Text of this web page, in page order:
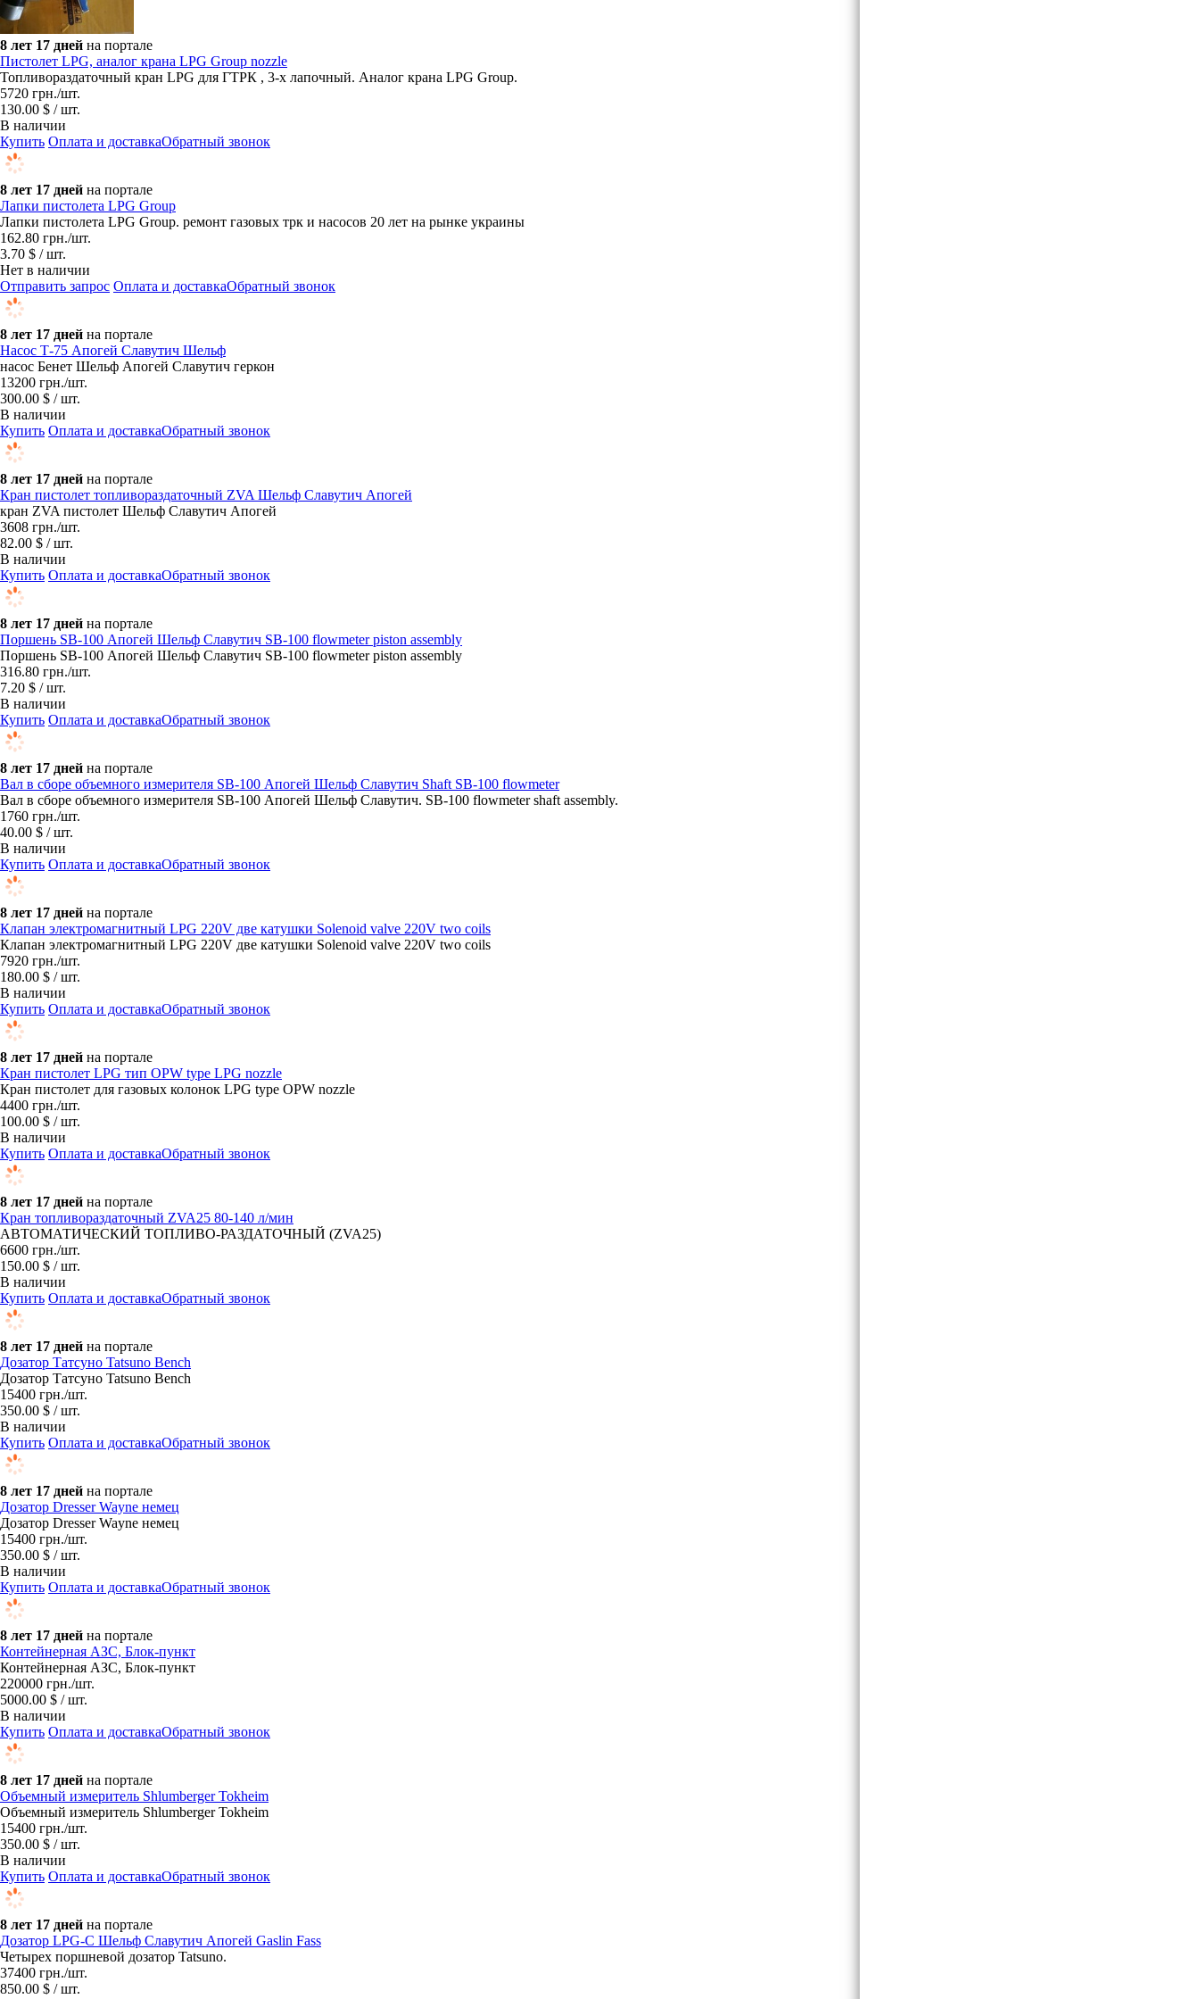
8 лет 17 дней на портале
Пистолет LPG, аналог крана LPG Group nozzle
Топливораздаточный кран LPG для ГТРК , 3-х лапочный. Аналог крана LPG Group.
5720 грн./шт.
130.00 $ / шт.
В наличии
Купить Оплата и доставкаОбратный звонок
8 лет 17 дней на портале
Лапки пистолета LPG Group
Лапки пистолета LPG Group. ремонт газовых трк и насосов 20 лет на рынке украины
162.80 грн./шт.
3.70 $ / шт.
Нет в наличии
Отправить запрос Оплата и доставкаОбратный звонок
8 лет 17 дней на портале
Насос Т-75 Апогей Славутич Шельф
насос Бенет Шельф Апогей Славутич геркон
13200 грн./шт.
300.00 $ / шт.
В наличии
Купить Оплата и доставкаОбратный звонок
8 лет 17 дней на портале
Кран пистолет топливораздаточный ZVA Шельф Славутич Апогей
кран ZVA пистолет Шельф Славутич Апогей
3608 грн./шт.
82.00 $ / шт.
В наличии
Купить Оплата и доставкаОбратный звонок
8 лет 17 дней на портале
Поршень SB-100 Апогей Шельф Славутич SB-100 flowmeter piston assembly
Поршень SB-100 Апогей Шельф Славутич SB-100 flowmeter piston assembly
316.80 грн./шт.
7.20 $ / шт.
В наличии
Купить Оплата и доставкаОбратный звонок
8 лет 17 дней на портале
Вал в сборе объемного измерителя SB-100 Апогей Шельф Славутич Shaft SB-100 flowmeter
Вал в сборе объемного измерителя SB-100 Апогей Шельф Славутич. SB-100 flowmeter shaft assembly.
1760 грн./шт.
40.00 $ / шт.
В наличии
Купить Оплата и доставкаОбратный звонок
8 лет 17 дней на портале
Клапан электромагнитный LPG 220V две катушки Solenoid valve 220V two coils
Клапан электромагнитный LPG 220V две катушки Solenoid valve 220V two coils
7920 грн./шт.
180.00 $ / шт.
В наличии
Купить Оплата и доставкаОбратный звонок
8 лет 17 дней на портале
Кран пистолет LPG тип OPW type LPG nozzle
Кран пистолет для газовых колонок LPG type OPW nozzle
4400 грн./шт.
100.00 $ / шт.
В наличии
Купить Оплата и доставкаОбратный звонок
8 лет 17 дней на портале
Кран топливораздаточный ZVA25 80-140 л/мин
АВТОМАТИЧЕСКИЙ ТОПЛИВО-РАЗДАТОЧНЫЙ (ZVA25)
6600 грн./шт.
150.00 $ / шт.
В наличии
Купить Оплата и доставкаОбратный звонок
8 лет 17 дней на портале
Дозатор Татсуно Tatsuno Bench
Дозатор Татсуно Tatsuno Bench
15400 грн./шт.
350.00 $ / шт.
В наличии
Купить Оплата и доставкаОбратный звонок
8 лет 17 дней на портале
Дозатор Dresser Wayne немец
Дозатор Dresser Wayne немец
15400 грн./шт.
350.00 $ / шт.
В наличии
Купить Оплата и доставкаОбратный звонок
8 лет 17 дней на портале
Контейнерная АЗС, Блок-пункт
Контейнерная АЗС, Блок-пункт
220000 грн./шт.
5000.00 $ / шт.
В наличии
Купить Оплата и доставкаОбратный звонок
8 лет 17 дней на портале
Объемный измеритель Shlumberger Tokheim
Объемный измеритель Shlumberger Tokheim
15400 грн./шт.
350.00 $ / шт.
В наличии
Купить Оплата и доставкаОбратный звонок
8 лет 17 дней на портале
Дозатор LPG-C Шельф Славутич Апогей Gaslin Fass
Четырех поршневой дозатор Tatsuno.
37400 грн./шт.
850.00 $ / шт.